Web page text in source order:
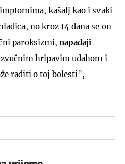
kašalj kao i svaki
no kroz 14 dana se on
paroksizmi, napadaji
hripavim udahom i
raditi o toj bolesti",